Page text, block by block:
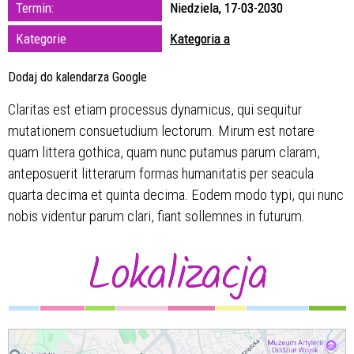
zakresie
Miejsce
Organizator
Termin:
Niedziela, 17-03-2030
Kategorie
Kategoria a
Dodaj do kalendarza Google
Claritas est etiam processus dynamicus, qui sequitur
mutationem consuetudium lectorum. Mirum est notare
quam littera gothica, quam nunc putamus parum claram,
anteposuerit litterarum formas humanitatis per seacula
quarta decima et quinta decima. Eodem modo typi, qui nunc
nobis videntur parum clari, fiant sollemnes in futurum.
Lokalizacja